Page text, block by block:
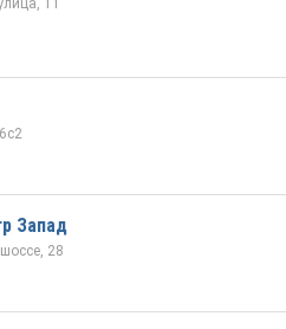
11
Запад
28